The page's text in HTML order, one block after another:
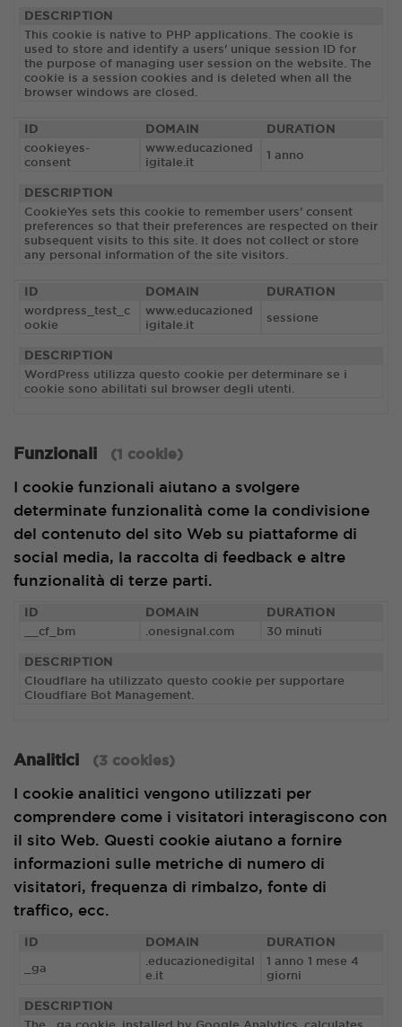
DESCRIPTION
This cookie is native to PHP applications. The cookie is
used to store and identify a users' unique session ID for
the purpose of managing user session on the website. The
cookie is a session cookies and is deleted when all the
browser windows are closed.
ID DOMAIN
DURATION
cookieyes-
consent
www.educazioned
igitale.it
1 anno
DESCRIPTION
CookieYes sets this cookie to remember users' consent
preferences so that their preferences are respected on their
subsequent visits to this site. It does not collect or store
any personal information of the site visitors.
ID DOMAIN
DURATION
wordpress_test_c
ookie
www.educazioned
igitale.it
sessione
DESCRIPTION
WordPress utilizza questo cookie per determinare se i
cookie sono abilitati sul browser degli utenti.
Funzionali (1 cookie)
I cookie funzionali aiutano a svolgere
determinate funzionalità come la condivisione
del contenuto del sito Web su piattaforme di
social media, la raccolta di feedback e altre
funzionalità di terze parti.
ID DOMAIN
DURATION
__cf_bm
.onesignal.com 30 minuti
DESCRIPTION
Cloudflare ha utilizzato questo cookie per supportare
Cloudflare Bot Management.
Analitici (3 cookies)
I cookie analitici vengono utilizzati per
comprendere come i visitatori interagiscono con
il sito Web. Questi cookie aiutano a fornire
informazioni sulle metriche di numero di
visitatori, frequenza di rimbalzo, fonte di
traffico, ecc.
ID DOMAIN DURATION
_ga
.educazionedigital
e.it
1 anno 1 mese 4
giorni
DESCRIPTION